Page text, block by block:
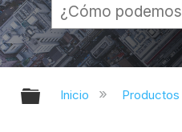
Expandir/
Inicio Productos